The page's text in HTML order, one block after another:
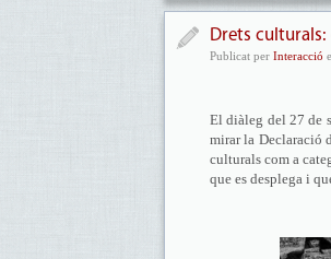
Drets
Publicat per Interacció
El diàleg del 27 de
mirar la Declaració
culturals com a
que es desplega i